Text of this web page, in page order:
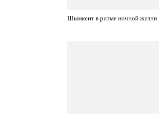
Шымкент в ритме ночной жизни